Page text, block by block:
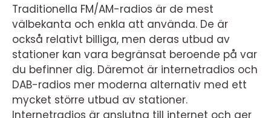
Traditionella FM/AM-radios är de mest
välbekanta och enkla att använda. De är
också relativt billiga, men deras utbud av
stationer kan vara begränsat beroende på var
du befinner dig. Däremot är internetradios och
DAB-radios mer moderna alternativ med ett
mycket större utbud av stationer.